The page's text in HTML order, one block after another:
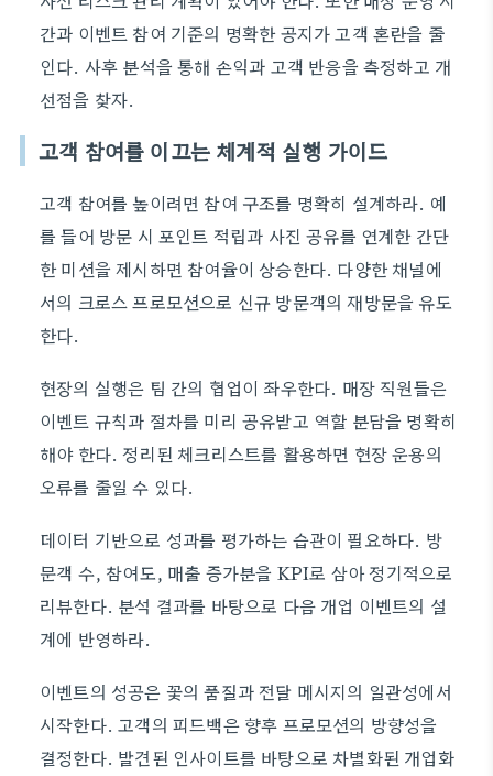
간과 이벤트 참여 기준의 명확한 공지가 고객 혼란을 줄
인다. 사후 분석을 통해 손익과 고객 반응을 측정하고 개
선점을 찾자.
고객 참여를 이끄는 체계적 실행 가이드
고객 참여를 높이려면 참여 구조를 명확히 설계하라. 예
를 들어 방문 시 포인트 적립과 사진 공유를 연계한 간단
한 미션을 제시하면 참여율이 상승한다. 다양한 채널에
서의 크로스 프로모션으로 신규 방문객의 재방문을 유도
한다.
현장의 실행은 팀 간의 협업이 좌우한다. 매장 직원들은
이벤트 규칙과 절차를 미리 공유받고 역할 분담을 명확히
해야 한다. 정리된 체크리스트를 활용하면 현장 운용의
오류를 줄일 수 있다.
데이터 기반으로 성과를 평가하는 습관이 필요하다. 방
문객 수, 참여도, 매출 증가분을 KPI로 삼아 정기적으로
리뷰한다. 분석 결과를 바탕으로 다음 개업 이벤트의 설
계에 반영하라.
이벤트의 성공은 꽃의 품질과 전달 메시지의 일관성에서
시작한다. 고객의 피드백은 향후 프로모션의 방향성을
결정한다. 발견된 인사이트를 바탕으로 차별화된 개업화